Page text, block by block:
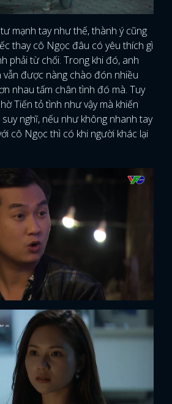
mạnh tay như thế, thành ý cũng
thay cô Ngọc đâu có yêu thích gì
phải từ chối. Trong khi đó, anh
vẫn được nàng chào đón nhiều
nhau tấm chân tình đó mà. Tuy
Tiến tỏ tình như vậy mà khiến
nghĩ, nếu như không nhanh tay
cô Ngọc thì có khi người khác lại